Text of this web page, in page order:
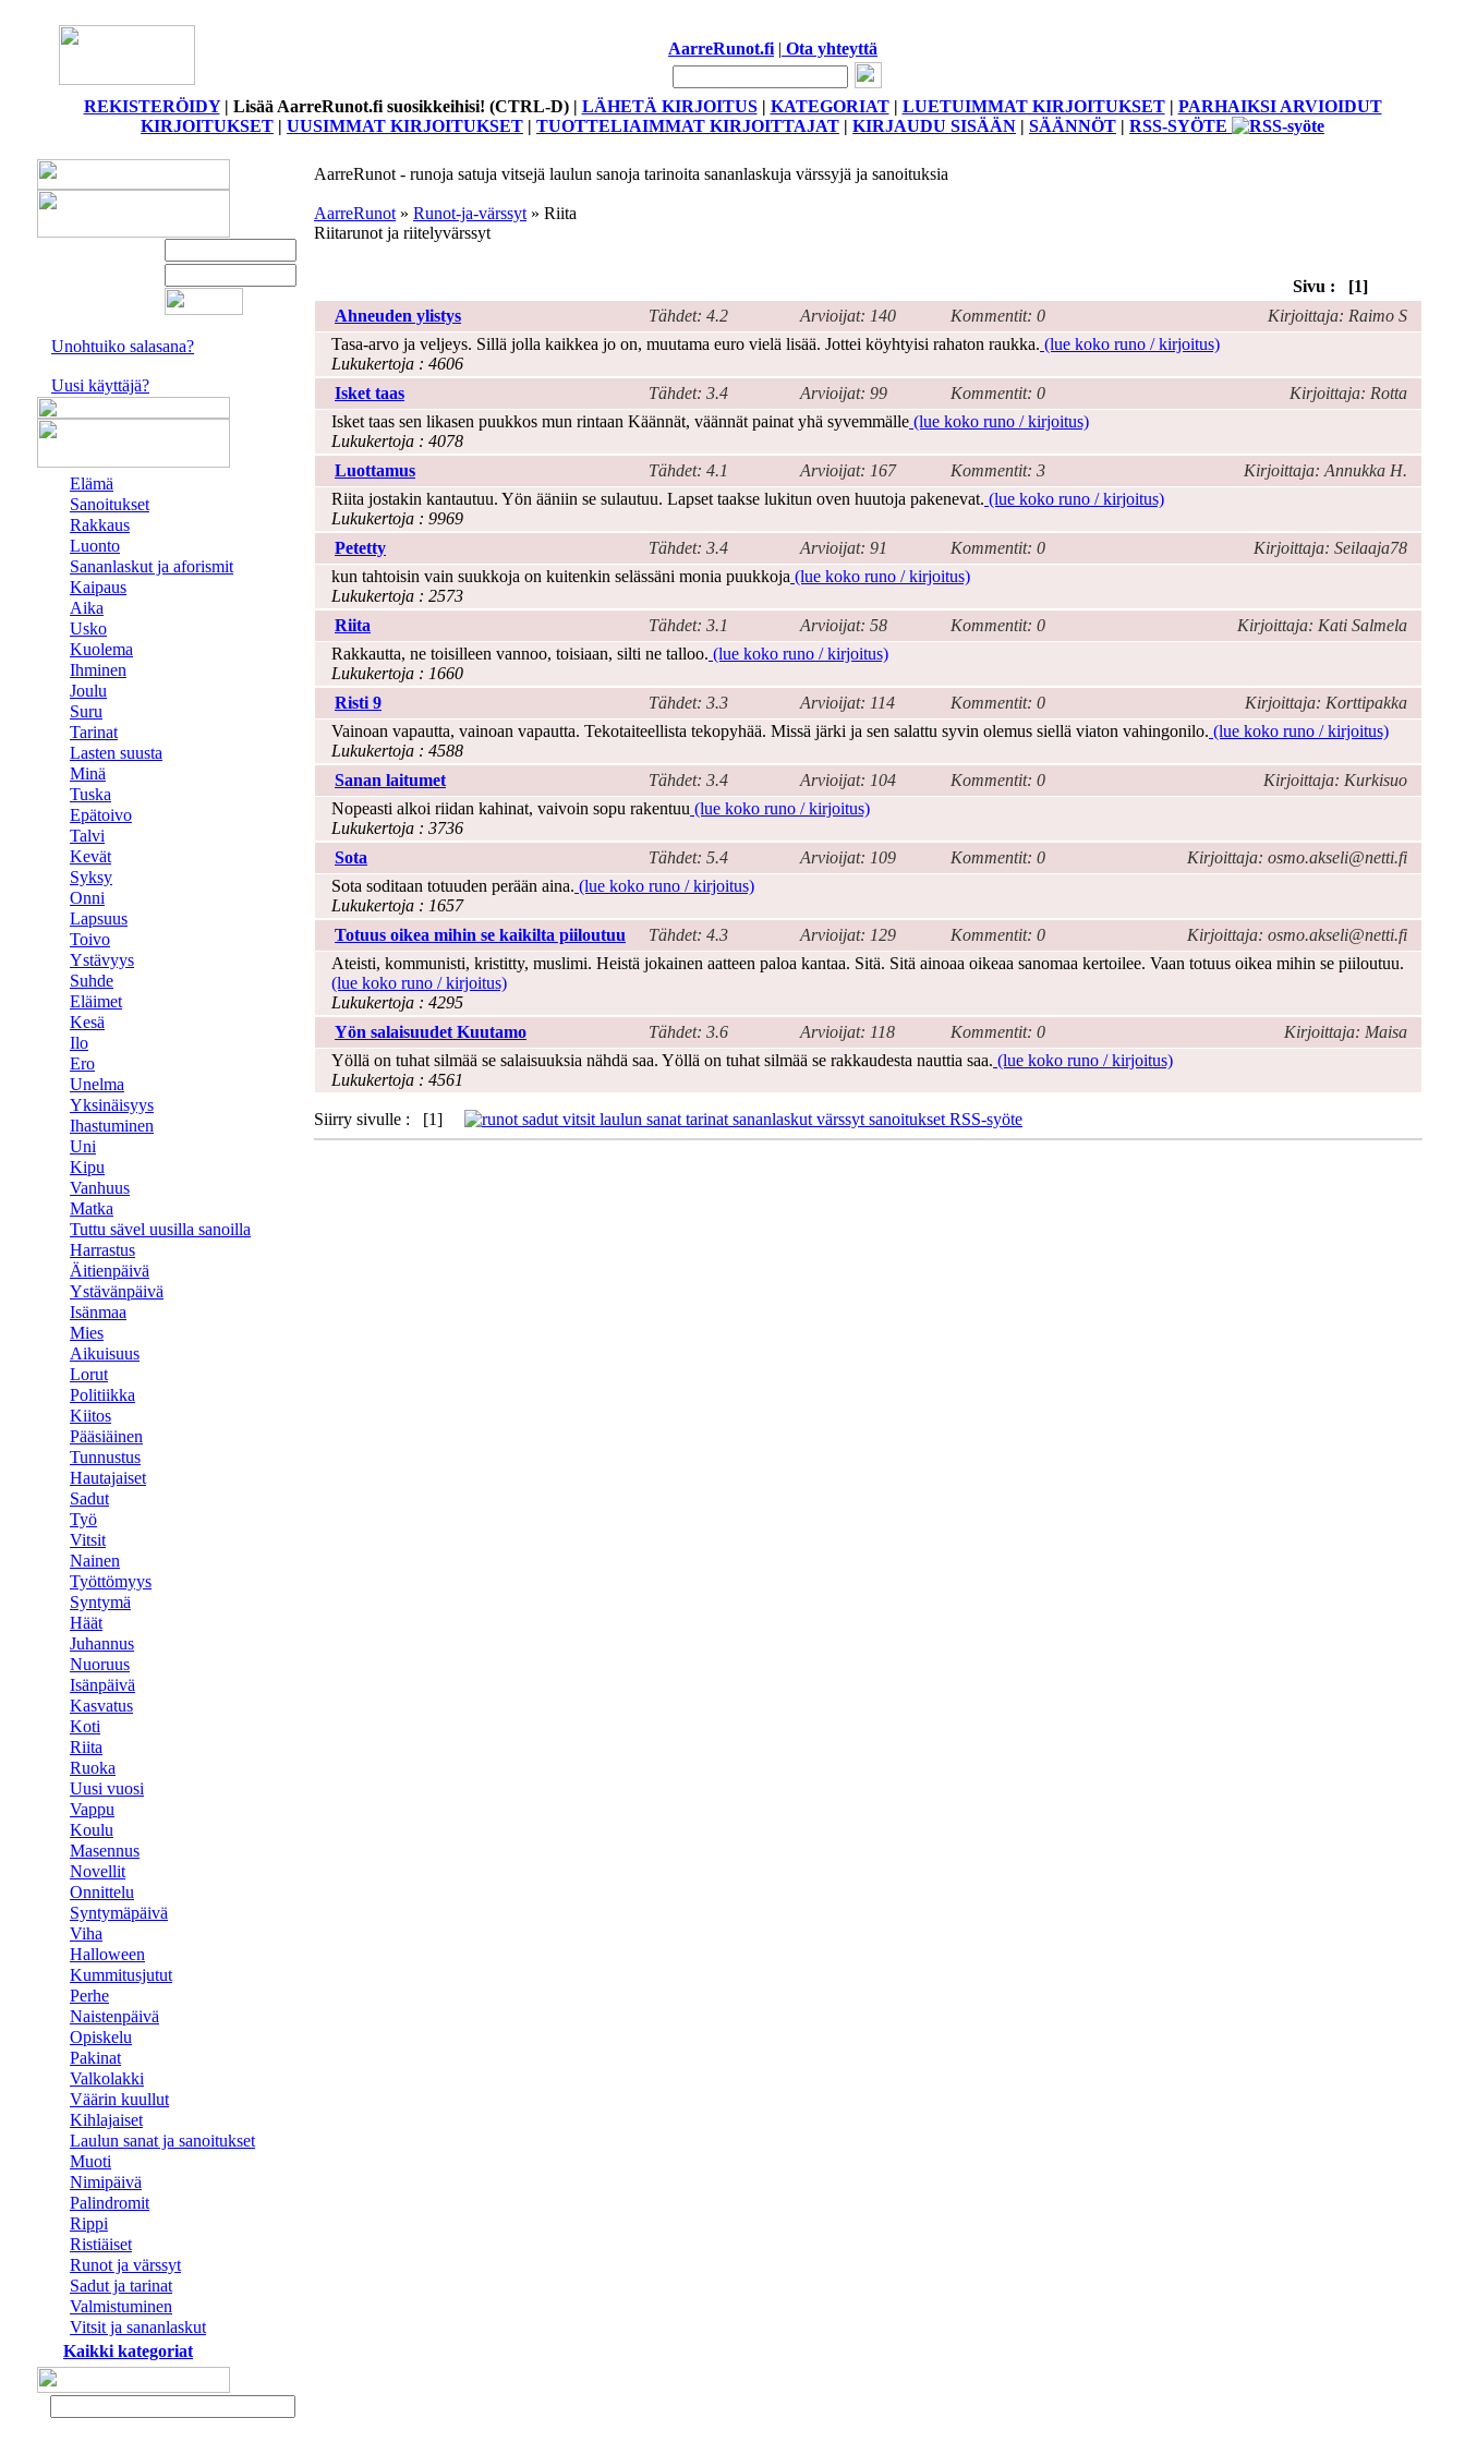
AarreRunot.fi | Ota yhteyttä
REKISTERÖIDY| Lisää AarreRunot.fi suosikkeihisi! (CTRL-D) | LÄHETÄ KIRJOITUS| KATEGORIAT| LUETUIMMAT KIRJOITUKSET| PARHAIKSI ARVIOIDUT
KIRJOITUKSET | UUSIMMAT KIRJOITUKSET | TUOTTELIAIMMAT KIRJOITTAJAT | KIRJAUDU SISÄÄN | SÄÄNNÖT | RSS-SYÖTE
Unohtuiko salasana?
Uusi käyttäjä?
Elämä
Sanoitukset
Rakkaus
Luonto
Sananlaskut ja aforismit
Kaipaus
Aika
Usko
Kuolema
Ihminen
Joulu
Suru
Tarinat
Lasten suusta
Minä
Tuska
Epätoivo
Talvi
Kevät
Syksy
Onni
Lapsuus
Toivo
Ystävyys
Suhde
Eläimet
Kesä
Ilo
Ero
Unelma
Yksinäisyys
Ihastuminen
Uni
Kipu
Vanhuus
Matka
Tuttu sävel uusilla sanoilla
Harrastus
Äitienpäivä
Ystävänpäivä
Isänmaa
Mies
Aikuisuus
Lorut
Politiikka
Kiitos
Pääsiäinen
Tunnustus
Hautajaiset
Sadut
Työ
Vitsit
Nainen
Työttömyys
Syntymä
Häät
Juhannus
Nuoruus
Isänpäivä
Kasvatus
Koti
Riita
Ruoka
Uusi vuosi
Vappu
Koulu
Masennus
Novellit
Onnittelu
Syntymäpäivä
Viha
Halloween
Kummitusjutut
Perhe
Naistenpäivä
Opiskelu
Pakinat
Valkolakki
Väärin kuullut
Kihlajaiset
Laulun sanat ja sanoitukset
Muoti
Nimipäivä
Palindromit
Rippi
Ristiäiset
Runot ja värssyt
Sadut ja tarinat
Valmistuminen
Vitsit ja sananlaskut
Kaikki kategoriat
AarreRunot - runoja satuja vitsejä laulun sanoja tarinoita sananlaskuja värssyjä ja sanoituksia
AarreRunot » Runot-ja-värssyt » Riita
Riitarunot ja riitelyvärssyt
Sivu : [1]
Ahneuden ylistys
Tähdet: 4.2 Arvioijat: 140 Kommentit: 0
Kirjoittaja: Raimo S
Tasa-arvo ja veljeys. Sillä jolla kaikkea jo on, muutama euro vielä lisää. Jottei köyhtyisi rahaton raukka. (lue koko runo / kirjoitus)
Lukukertoja : 4606
Isket taas
Tähdet: 3.4 Arvioijat: 99 Kommentit: 0
Kirjoittaja: Rotta
Isket taas sen likasen puukkos mun rintaan Käännät, väännät painat yhä syvemmälle (lue koko runo / kirjoitus)
Lukukertoja : 4078
Luottamus
Tähdet: 4.1 Arvioijat: 167 Kommentit: 3
Kirjoittaja: Annukka H.
Riita jostakin kantautuu. Yön ääniin se sulautuu. Lapset taakse lukitun oven huutoja pakenevat. (lue koko runo / kirjoitus)
Lukukertoja : 9969
Petetty
Tähdet: 3.4 Arvioijat: 91 Kommentit: 0
Kirjoittaja: Seilaaja78
kun tahtoisin vain suukkoja on kuitenkin selässäni monia puukkoja (lue koko runo / kirjoitus)
Lukukertoja : 2573
Riita
Tähdet: 3.1 Arvioijat: 58 Kommentit: 0
Kirjoittaja: Kati Salmela
Rakkautta, ne toisilleen vannoo, toisiaan, silti ne talloo. (lue koko runo / kirjoitus)
Lukukertoja : 1660
Risti 9
Tähdet: 3.3 Arvioijat: 114 Kommentit: 0
Kirjoittaja: Korttipakka
Vainoan vapautta, vainoan vapautta. Tekotaiteellista tekopyhää. Missä järki ja sen salattu syvin olemus siellä viaton vahingonilo. (lue koko runo / kirjoitus)
Lukukertoja : 4588
Sanan laitumet
Tähdet: 3.4 Arvioijat: 104 Kommentit: 0
Kirjoittaja: Kurkisuo
Nopeasti alkoi riidan kahinat, vaivoin sopu rakentuu (lue koko runo / kirjoitus)
Lukukertoja : 3736
Sota
Tähdet: 5.4 Arvioijat: 109 Kommentit: 0
Kirjoittaja: osmo.akseli@netti.fi
Sota soditaan totuuden perään aina. (lue koko runo / kirjoitus)
Lukukertoja : 1657
Totuus oikea mihin se kaikilta piiloutuu
Tähdet: 4.3 Arvioijat: 129 Kommentit: 0
Kirjoittaja: osmo.akseli@netti.fi
Ateisti, kommunisti, kristitty, muslimi. Heistä jokainen aatteen paloa kantaa. Sitä. Sitä ainoaa oikeaa sanomaa kertoilee. Vaan totuus oikea mihin se piiloutuu.
(lue koko runo / kirjoitus)
Lukukertoja : 4295
Yön salaisuudet Kuutamo
Tähdet: 3.6 Arvioijat: 118 Kommentit: 0
Kirjoittaja: Maisa
Yöllä on tuhat silmää se salaisuuksia nähdä saa. Yöllä on tuhat silmää se rakkaudesta nauttia saa. (lue koko runo / kirjoitus)
Lukukertoja : 4561
Siirry sivulle : [1]